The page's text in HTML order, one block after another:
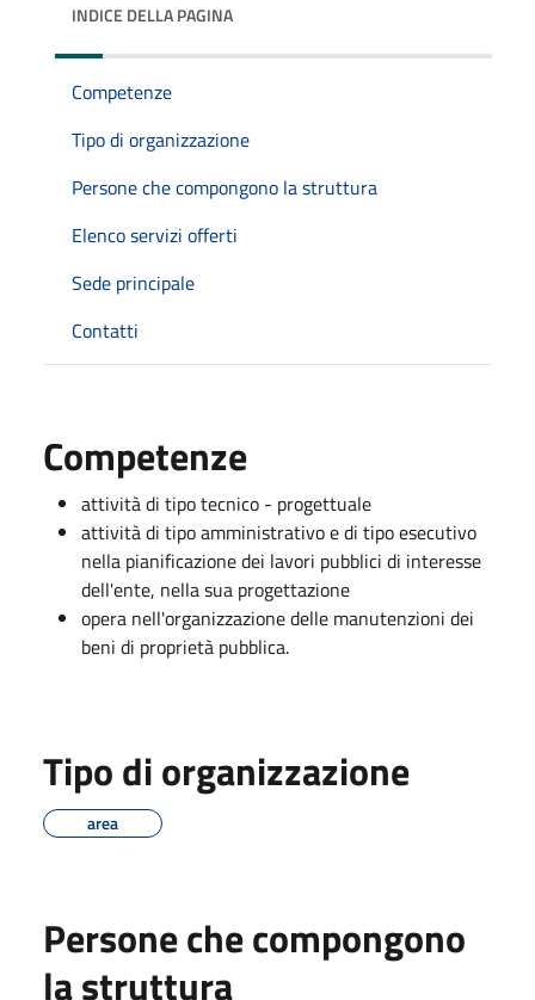
INDICE DELLA PAGINA
Competenze
Tipo di organizzazione
Persone che compongono la struttura
Elenco servizi offerti
Sede principale
Contatti
Competenze
attività di tipo tecnico - progettuale
attività di tipo amministrativo e di tipo esecutivo
nella pianificazione dei lavori pubblici di interesse
dell'ente, nella sua progettazione
opera nell'organizzazione delle manutenzioni dei
beni di proprietà pubblica.
Tipo di organizzazione
area
Persone che compongono
la struttura